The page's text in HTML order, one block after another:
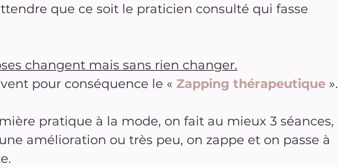
que ce soit le praticien consulté qui fasse
changent mais sans rien changer.
pour conséquence le « Zapping thérapeutique ».
pratique à la mode, on fait au mieux 3 séances,
amélioration ou très peu, on zappe et on passe à